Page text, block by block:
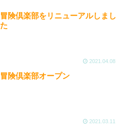
冒険倶楽部をリニューアルしまし
た
2021.04.08
冒険倶楽部オープン
2021.03.11